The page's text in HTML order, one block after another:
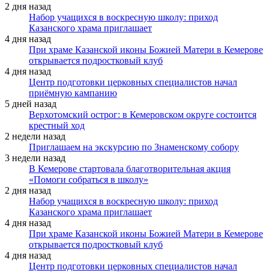
2 дня назад
Набор учащихся в воскресную школу: приход
Казанского храма приглашает
4 дня назад
При храме Казанской иконы Божией Матери в Кемерове
открывается подростковый клуб
4 дня назад
Центр подготовки церковных специалистов начал
приёмную кампанию
5 дней назад
Верхотомский острог: в Кемеровском округе состоится
крестный ход
2 недели назад
Приглашаем на экскурсию по Знаменскому собору
3 недели назад
В Кемерове стартовала благотворительная акция
«Помоги собраться в школу»
2 дня назад
Набор учащихся в воскресную школу: приход
Казанского храма приглашает
4 дня назад
При храме Казанской иконы Божией Матери в Кемерове
открывается подростковый клуб
4 дня назад
Центр подготовки церковных специалистов начал